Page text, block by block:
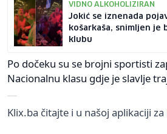
VIDNO ALKOHOLIZIRAN
Jokić se iznenada
košarkaša, snimljen je
klubu
Po dočeku su se brojni sportisti
Nacionalnu klasu gdje je slavlje
Klix.ba čitajte i u našoj aplikaciji za